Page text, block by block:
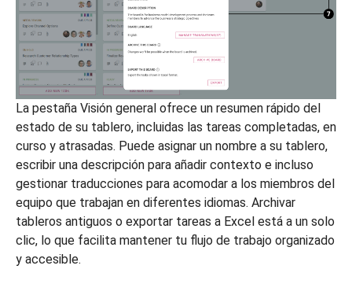
La pestaña Visión general ofrece un resumen rápido del
estado de su tablero, incluidas las tareas completadas, en
curso y atrasadas. Puede asignar un nombre a su tablero,
escribir una descripción para añadir contexto e incluso
gestionar traducciones para acomodar a los miembros del
equipo que trabajan en diferentes idiomas. Archivar
tableros antiguos o exportar tareas a Excel está a un solo
clic, lo que facilita mantener tu flujo de trabajo organizado
y accesible.